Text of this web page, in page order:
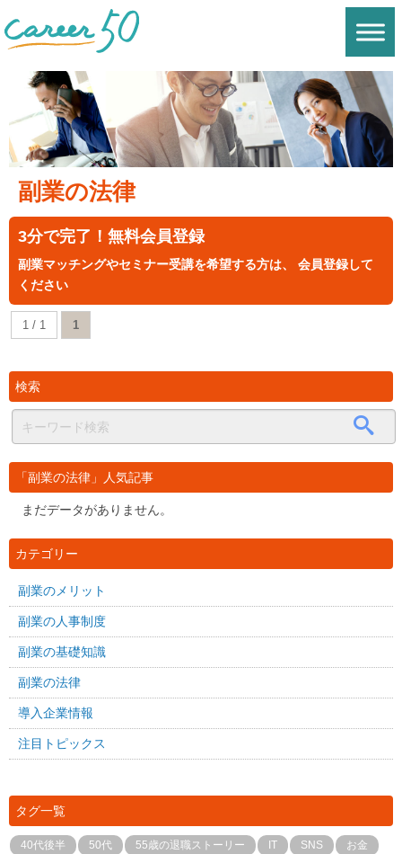
副業の法律
3分で完了！無料会員登録
副業マッチングやセミナー受講を希望する方は、 会員登録して
ください
1 / 1 1
検索
「副業の法律」人気記事
まだデータがありません。
カテゴリー
副業のメリット
副業の人事制度
副業の基礎知識
副業の法律
導入企業情報
注目トピックス
タグ一覧
40代後半 50代 55歳の退職ストーリー IT SNS
お金